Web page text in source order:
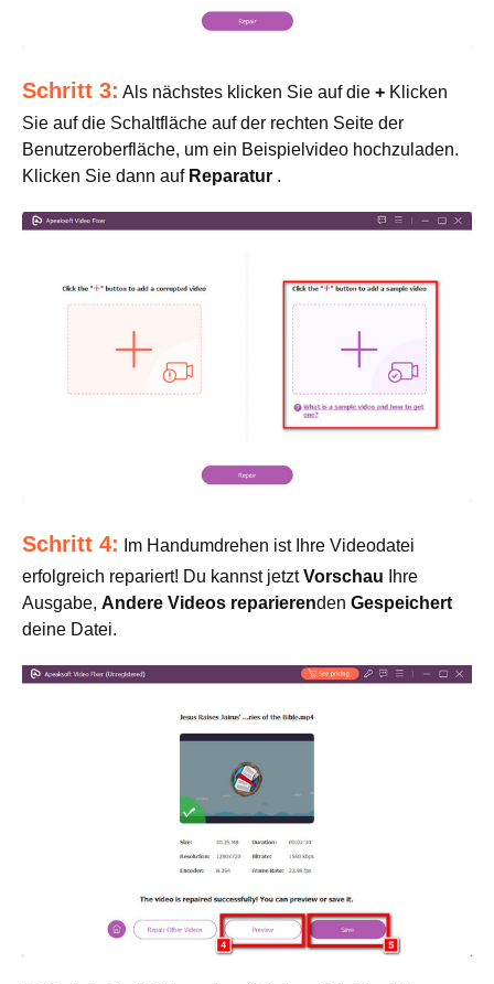
Schritt 3: Als nächstes klicken Sie auf die + Klicken
Sie auf die Schaltfläche auf der rechten Seite der
Benutzeroberfläche, um ein Beispielvideo hochzuladen.
Klicken Sie dann auf Reparatur .
Schritt 4:
Im Handumdrehen ist Ihre Videodatei
erfolgreich repariert! Du kannst jetztVorschau Ihre
Ausgabe, Andere Videos reparierenden Gespeichert
deine Datei.